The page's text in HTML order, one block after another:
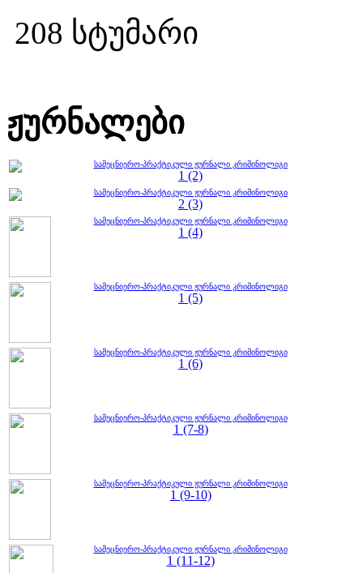
208 სტუმარი
ჟურნალები
სამეცნიერო-პრაქტიკული ჟურნალი კრიმინოლიგი
1 (2)
სამეცნიერო-პრაქტიკული ჟურნალი კრიმინოლიგი
2 (3)
სამეცნიერო-პრაქტიკული ჟურნალი კრიმინოლიგი
1 (4)
სამეცნიერო-პრაქტიკული ჟურნალი კრიმინოლიგი
1 (5)
სამეცნიერო-პრაქტიკული ჟურნალი კრიმინოლიგი
1 (6)
სამეცნიერო-პრაქტიკული ჟურნალი კრიმინოლიგი
1 (7-8)
სამეცნიერო-პრაქტიკული ჟურნალი კრიმინოლიგი
1 (9-10)
სამეცნიერო-პრაქტიკული ჟურნალი კრიმინოლიგი
1 (11-12)